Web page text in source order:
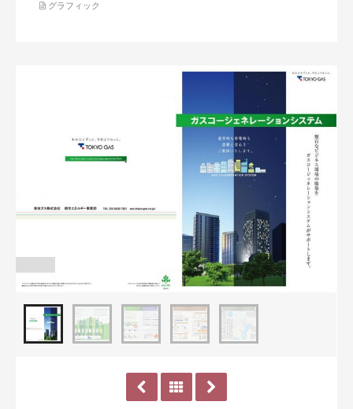
グラフィック